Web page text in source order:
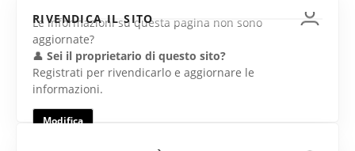
RIVENDICA IL SITO
Le informazioni su questa pagina non sono
aggiornate?
👤 Sei il proprietario di questo sito?
Registrati per rivendicarlo e aggiornare le
informazioni.
Modifica